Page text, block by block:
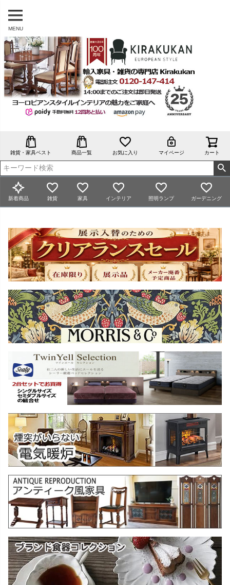
MENU
雑貨・家具ベスト 商品一覧 お気に入り マイページ カート
新着商品 雑貨 家具 インテリア 照明ランプ ガーデニング